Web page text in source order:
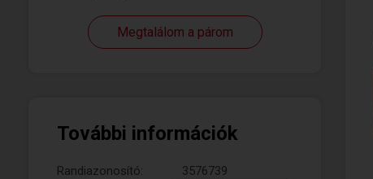
Megtalálom a párom
További információk
Randiazonosító:
3576739